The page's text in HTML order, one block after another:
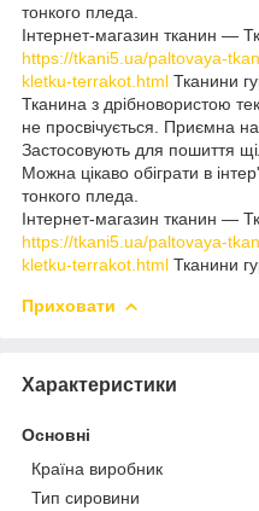
тонкого пледа.
Інтернет-магазин тканин —
https://tkani5.ua/paltovaya-
kletku-terrakot.html Тканини
Тканина з дрібновористою
не просвічується. Приємна
Застосовують для пошиття
Можна цікаво обіграти в
тонкого пледа.
Інтернет-магазин тканин —
https://tkani5.ua/paltovaya-
kletku-terrakot.html Тканини
Приховати
Характеристики
Основні
Країна виробник
Тип сировини